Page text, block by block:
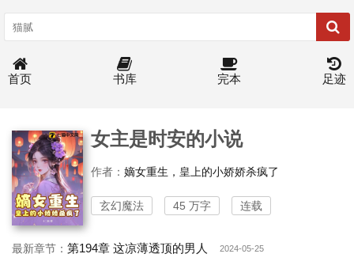
首页 书库 完本 足迹
女主是时安的小说
作者： 嫡女重生，皇上的小娇娇杀疯了
玄幻魔法 45 万字 连载
最新章节： 第194章 这凉薄透顶的男人 2024-05-25